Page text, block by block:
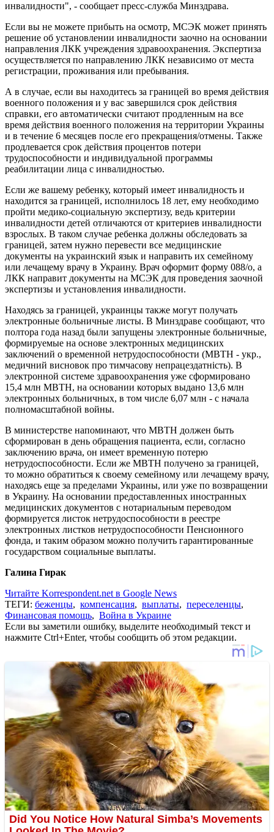
инвалидности", - сообщает пресс-служба Минздрава.
Если вы не можете прибыть на осмотр, МСЭК может принять
решение об установлении инвалидности заочно на основании
направления ЛКК учреждения здравоохранения. Экспертиза
осуществляется по направлению ЛКК независимо от места
регистрации, проживания или пребывания.
А в случае, если вы находитесь за границей во время действия
военного положения и у вас завершился срок действия
справки, его автоматически считают продленным на все
время действия военного положения на территории Украины
и в течение 6 месяцев после его прекращения/отмены. Также
продлевается срок действия процентов потери
трудоспособности и индивидуальной программы
реабилитации лица с инвалидностью.
Если же вашему ребенку, который имеет инвалидность и
находится за границей, исполнилось 18 лет, ему необходимо
пройти медико-социальную экспертизу, ведь критерии
инвалидности детей отличаются от критериев инвалидности
взрослых. В таком случае ребенка должны обследовать за
границей, затем нужно перевести все медицинские
документы на украинский язык и направить их семейному
или лечащему врачу в Украину. Врач оформит форму 088/о, а
ЛКК направит документы на МСЭК для проведения заочной
экспертизы и установления инвалидности.
Находясь за границей, украинцы также могут получать
электронные больничные листы. В Минздраве сообщают, что
полтора года назад были запущены электронные больничные,
формируемые на основе электронных медицинских
заключений о временной нетрудоспособности (МВТН - укр.,
медичний висновок про тимчасову непрацездатність). В
электронной системе здравоохранения уже сформировано
15,4 млн МВТН, на основании которых выдано 13,6 млн
электронных больничных, в том числе 6,07 млн - с начала
полномасштабной войны.
В министерстве напоминают, что МВТН должен быть
сформирован в день обращения пациента, если, согласно
заключению врача, он имеет временную потерю
нетрудоспособности. Если же МВТН получено за границей,
то можно обратиться к своему семейному или лечащему врачу,
находясь еще за пределами Украины, или уже по возвращении
в Украину. На основании предоставленных иностранных
медицинских документов с нотариальным переводом
формируется листок нетрудоспособности в реестре
электронных листков нетрудоспособности Пенсионного
фонда, и таким образом можно получить гарантированные
государством социальные выплаты.
Галина Гирак
Читайте Korrespondent.net в Google News
ТЕГИ: беженцы, компенсация, выплаты, переселенцы,
Финансовая помощь, Война в Украине
Если вы заметили ошибку, выделите необходимый текст и
нажмите Ctrl+Enter, чтобы сообщить об этом редакции.